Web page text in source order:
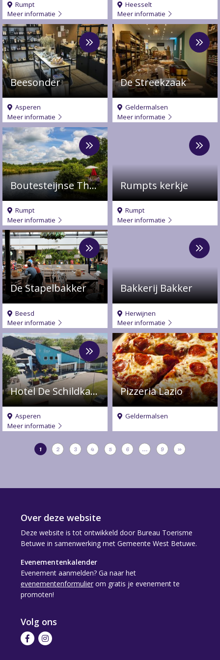
Rumpt
Meer informatie
Heesselt
Meer informatie
Beesonder
Asperen
Meer informatie
Meer
over
Beesonder
De Streekzaak
Geldermalsen
Meer informatie
Meer
over
De
Streekzaak
Boutesteijnse Theetuin
Rumpt
Meer informatie
Meer
over
Boutesteijnse
Theetuin
Rumpts kerkje
Rumpt
Meer informatie
kerkje
De Stapelbakker
Beesd
Meer informatie
Meer
over
De
Stapelbakker
Bakkerij Bakker
Herwijnen
Meer informatie
Bakker
Hotel De Schildkamp
Asperen
Meer informatie
Meer
over
Hotel
De
Schildkamp
Pizzeria Lazio
Geldermalsen
1 2 3 4 5 6 … 9 »
Over deze website
Deze website is tot ontwikkeld door Bureau Toerisme
Betuwe in samenwerking met Gemeente West Betuwe.
Evenementenkalender
Evenement aanmelden? Ga naar het
evenementenformulier om gratis je evenement te
promoten!
Volg ons
Volg Volg